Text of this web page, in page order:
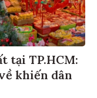
tại TP.HCM:
khiến dân